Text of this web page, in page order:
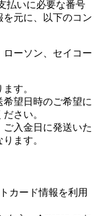
払いに必要な番号
元に、以下のコン
す。
望日時のご希望に
さい。
入金日に発送いた
ます。
カード情報を利用